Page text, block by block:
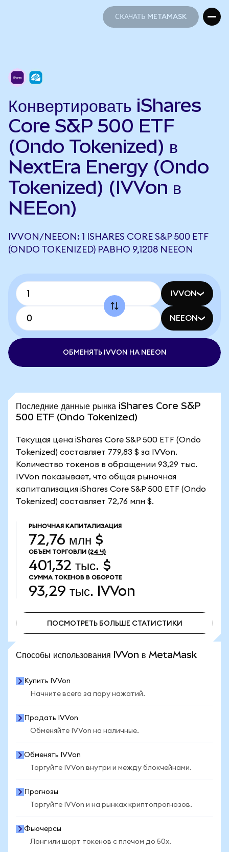
СКАЧАТЬ METAMASK
Конвертировать iShares
Core S&P 500 ETF
(Ondo Tokenized) в
NextEra Energy (Ondo
Tokenized) (IVVon в
NEEon)
IVVON/NEEON: 1 ISHARES CORE S&P 500 ETF
(ONDO TOKENIZED) РАВНО 9,1208 NEEON
IVVON
NEEON
ОБМЕНЯТЬ IVVON НА NEEON
Последние данные рынка iShares Core S&P
500 ETF (Ondo Tokenized)
Текущая цена iShares Core S&P 500 ETF (Ondo
Tokenized) составляет 779,83 $ за IVVon.
Количество токенов в обращении 93,29 тыс.
IVVon показывает, что общая рыночная
капитализация iShares Core S&P 500 ETF (Ondo
Tokenized) составляет 72,76 млн $.
РЫНОЧНАЯ КАПИТАЛИЗАЦИЯ
72,76 млн $
ОБЪЕМ ТОРГОВЛИ (24 Ч)
401,32 тыс. $
СУММА ТОКЕНОВ В ОБОРОТЕ
93,29 тыс. IVVon
ПОСМОТРЕТЬ БОЛЬШЕ СТАТИСТИКИ
Способы использования IVVon в MetaMask
Купить IVVon
Начните всего за пару нажатий.
Продать IVVon
Обменяйте IVVon на наличные.
Обменять IVVon
Торгуйте IVVon внутри и между блокчейнами.
Прогнозы
Торгуйте IVVon и на рынках криптопрогнозов.
Фьючерсы
Лонг или шорт токенов с плечом до 50x.